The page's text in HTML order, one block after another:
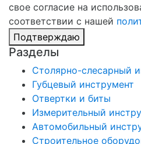
свое согласие на
соответствии с нашей
Подтверждаю
Разделы
Столярно-слесарный
Губцевый инструмент
Отвертки и биты
Измерительный
Автомобильный
Строительное